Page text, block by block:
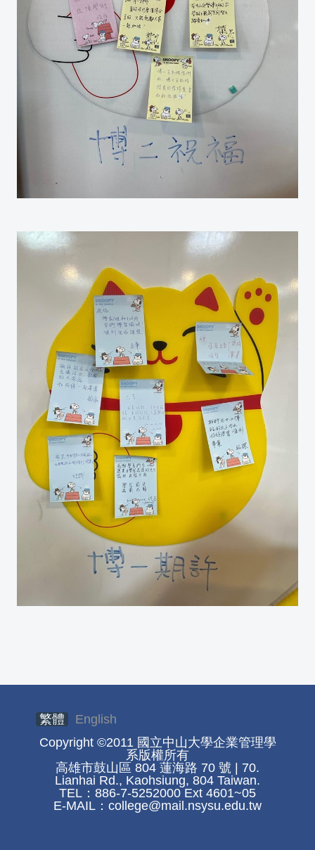
繁體
English
Copyright ©2011 國立中山大學企業管理學
系版權所有
高雄市鼓山區 804 蓮海路 70 號 | 70.
Lianhai Rd., Kaohsiung, 804 Taiwan.
TEL：886-7-5252000 Ext 4601~05
E-MAIL： college@mail.nsysu.edu.tw